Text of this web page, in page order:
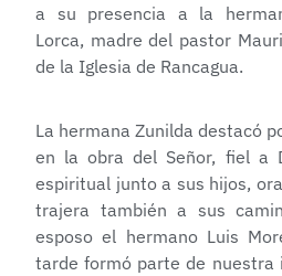
a su presencia a la
Lorca, madre del pastor
de la Iglesia de Rancagua.
La hermana Zunilda destacó
en la obra del Señor, fiel a
espiritual junto a sus hijos,
trajera también a sus
esposo el hermano Luis
tarde formó parte de nuestra